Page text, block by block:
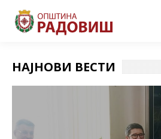
НАЈНОВИ ВЕСТИ